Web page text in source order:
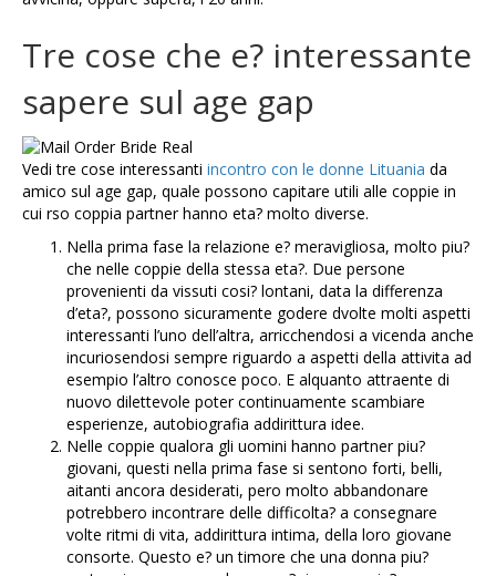
Tre cose che e? interessante
sapere sul age gap
Vedi tre cose interessanti incontro con le donne Lituania da
amico sul age gap, quale possono capitare utili alle coppie in
cui rso coppia partner hanno eta? molto diverse.
Nella prima fase la relazione e? meravigliosa, molto piu?
che nelle coppie della stessa eta?. Due persone
provenienti da vissuti cosi? lontani, data la differenza
d’eta?, possono sicuramente godere dvolte molti aspetti
interessanti l’uno dell’altra, arricchendosi a vicenda anche
incuriosendosi sempre riguardo a aspetti della attivita ad
esempio l’altro conosce poco. E alquanto attraente di
nuovo dilettevole poter continuamente scambiare
esperienze, autobiografia addirittura idee.
Nelle coppie qualora gli uomini hanno partner piu?
giovani, questi nella prima fase si sentono forti, belli,
aitanti ancora desiderati, pero molto abbandonare
potrebbero incontrare delle difficolta? a consegnare
volte ritmi di vita, addirittura intima, della loro giovane
consorte. Questo e? un timore che una donna piu?